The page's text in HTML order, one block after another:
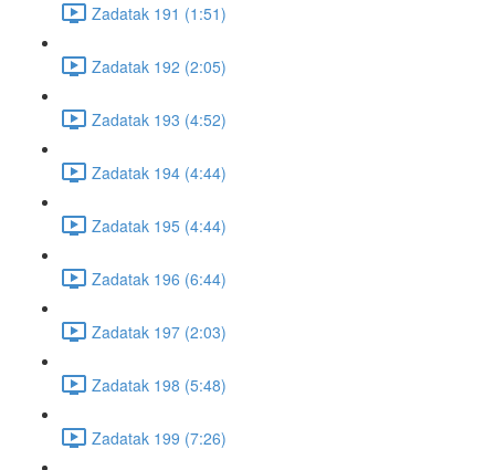
Zadatak 191 (1:51)
Zadatak 192 (2:05)
Zadatak 193 (4:52)
Zadatak 194 (4:44)
Zadatak 195 (4:44)
Zadatak 196 (6:44)
Zadatak 197 (2:03)
Zadatak 198 (5:48)
Zadatak 199 (7:26)